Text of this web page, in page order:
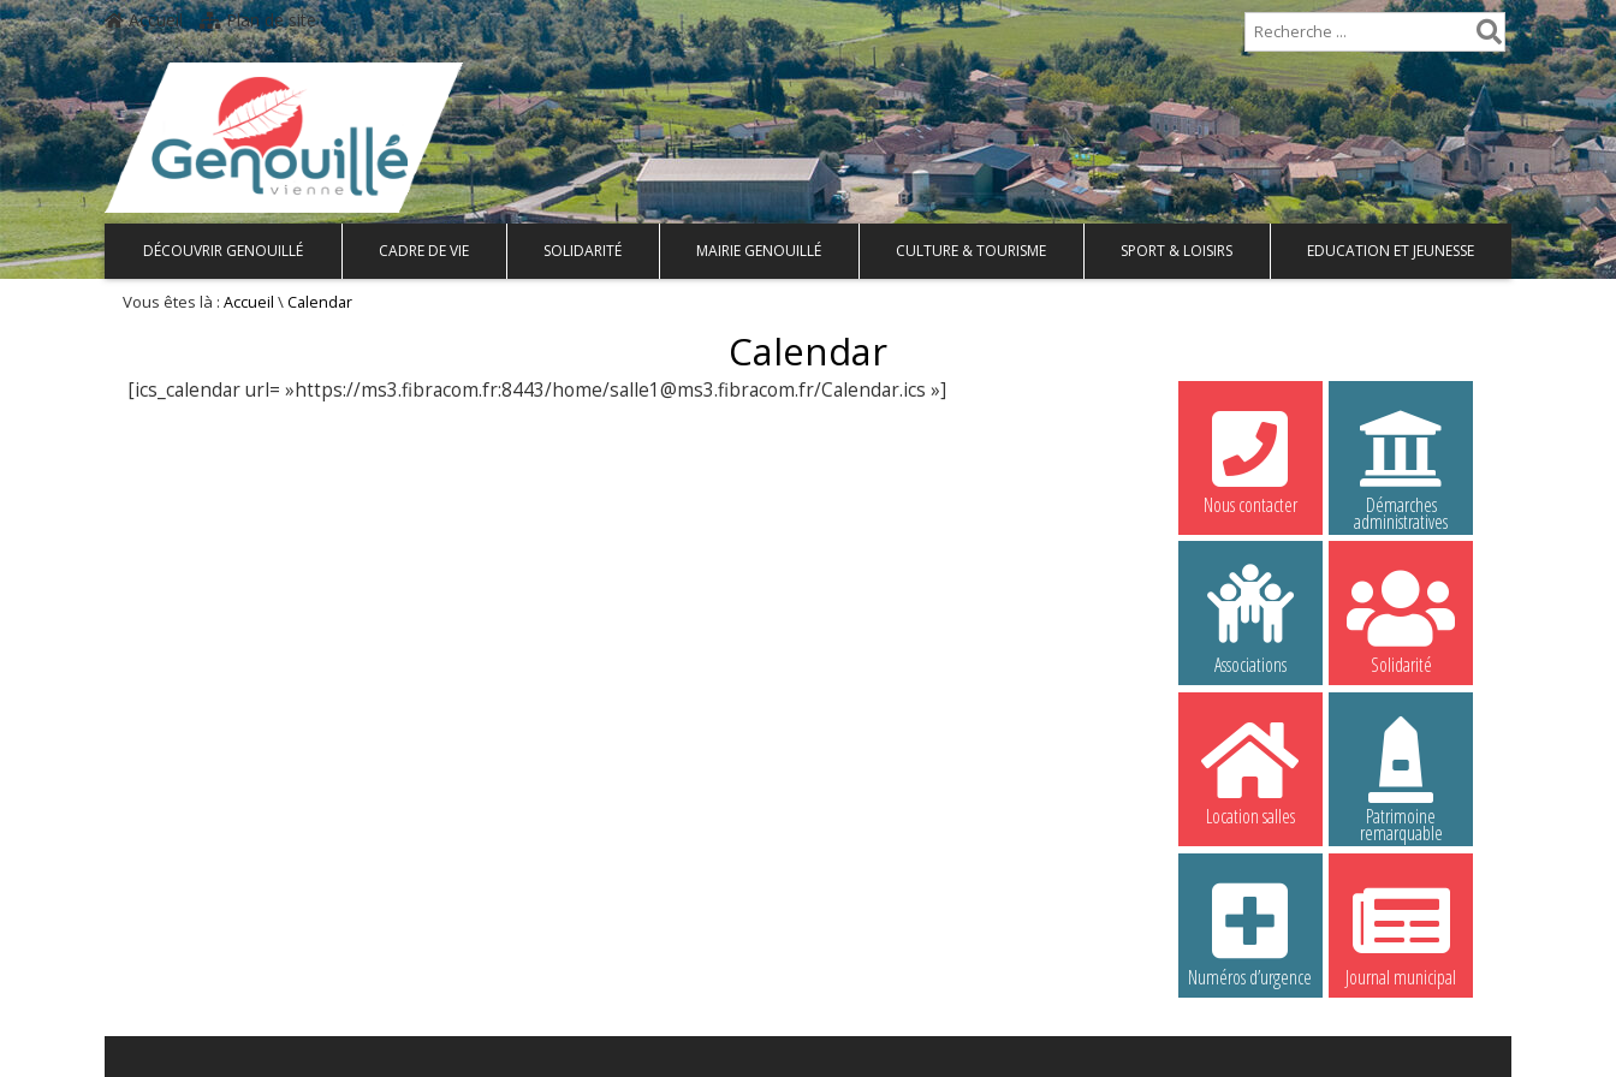
Accueil Plan de site
DÉCOUVRIR GENOUILLÉ CADRE DE VIE SOLIDARITÉ MAIRIE GENOUILLÉ CULTURE & TOURISME SPORT & LOISIRS EDUCATION ET JEUNESSE
Vous êtes là : Accueil \Calendar
Calendar
[ics_calendar url= »https://ms3.fibracom.fr:8443/home/salle1@ms3.fibracom.fr/Calendar.ics »]
Nous contacter Démarches
administratives
Associations Solidarité
Location salles Patrimoine
remarquable
Numéros d’urgence Journal municipal